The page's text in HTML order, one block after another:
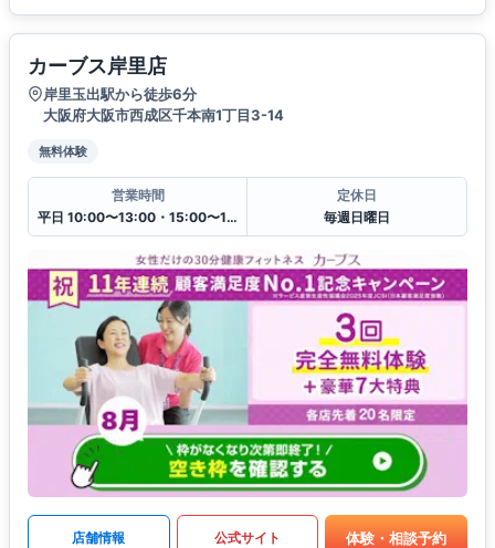
カーブス岸里店
岸里玉出駅から徒歩6分
大阪府大阪市西成区千本南1丁目3-14
無料体験
営業時間
平日 10:00〜13:00・15:00〜19:00
定休日
毎週日曜日
店舗情報 公式サイト 体験・相談予約